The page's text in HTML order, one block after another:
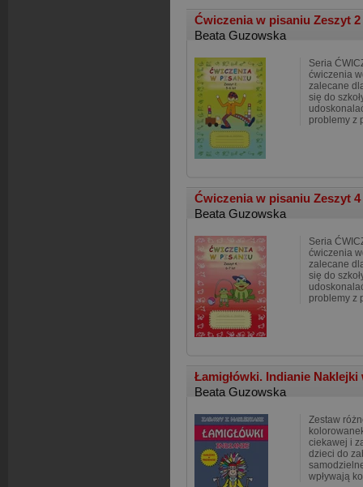
Ćwiczenia w pisaniu Zeszyt
Beata Guzowska
Seria
ćwiczenia
zalecane
się do
problemy z
Ćwiczenia w pisaniu Zeszyt
Beata Guzowska
Seria
ćwiczenia
zalecane
się do
problemy z
Łamigłówki. Indianie
Beata Guzowska
Zestaw
ciekawej i
dzieci do
wpływają